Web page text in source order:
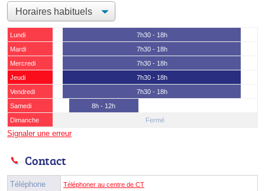
Lundi
7h30 - 18h
Mardi
7h30 - 18h
Mercredi
7h30 - 18h
Jeudi
7h30 - 18h
Vendredi
7h30 - 18h
Samedi
8h - 12h
Dimanche
Fermé
Signaler une erreur
Contact
Téléphone Téléphoner au centre de CT